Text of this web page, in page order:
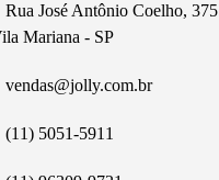
Rua José Antônio Coelho, 375
Mariana - SP
vendas@jolly.com.br
(11) 5051-5911